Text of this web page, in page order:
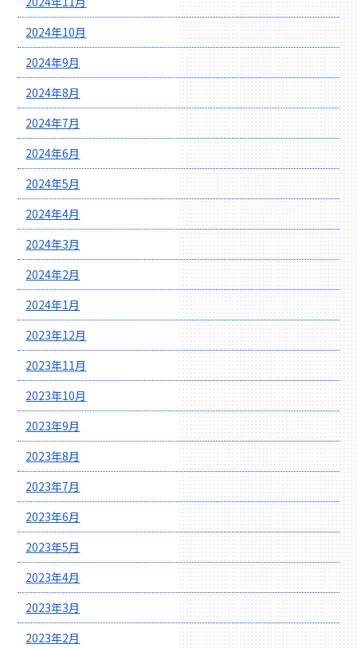
2024年10月
2024年9月
2024年8月
2024年7月
2024年6月
2024年5月
2024年4月
2024年3月
2024年2月
2024年1月
2023年12月
2023年11月
2023年10月
2023年9月
2023年8月
2023年7月
2023年6月
2023年5月
2023年4月
2023年3月
2023年2月